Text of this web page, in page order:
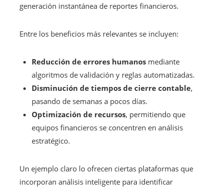
generación instantánea de reportes financieros.
Entre los beneficios más relevantes se incluyen:
Reducción de errores humanos mediante
algoritmos de validación y reglas automatizadas.
Disminución de tiempos de cierre contable,
pasando de semanas a pocos días.
Optimización de recursos, permitiendo que
equipos financieros se concentren en análisis
estratégico.
Un ejemplo claro lo ofrecen ciertas plataformas que
incorporan análisis inteligente para identificar